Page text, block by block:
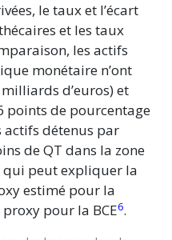
le taux et l’écart
et les taux
les actifs
monétaire n’ont
d’euros) et
points de pourcentage
détenus par
de QT dans la zone
qui peut expliquer la
estimé pour la
pour la BCE6.